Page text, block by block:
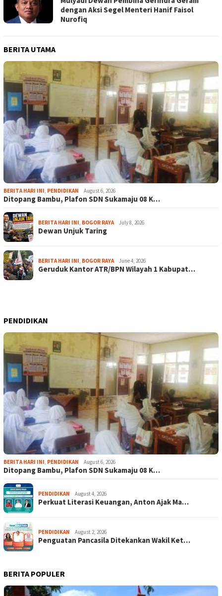
dengan Aksi Segel Menteri Hanif Faisol
Nurofiq
BERITA UTAMA
BERITA HARI INI, PENDIDIKAN August 6, 2026
Ditopang Bambu, Plafon SDN Sukamaju 08 K…
BERITA HARI INI, BOGOR RAYA July 8, 2026
Dewan Unjuk Taring
BERITA HARI INI, BOGOR RAYA June 4, 2026
Geruduk Kantor ATR/BPN Wilayah 1 Kabupat…
PENDIDIKAN
BERITA HARI INI, PENDIDIKAN August 6, 2026
Ditopang Bambu, Plafon SDN Sukamaju 08 K…
PENDIDIKAN August 4, 2026
Perkuat Literasi Keuangan, Anton Ajak Ma…
PENDIDIKAN August 2, 2026
Penguatan Pancasila Ditekankan Wakil Ket…
BERITA POPULER